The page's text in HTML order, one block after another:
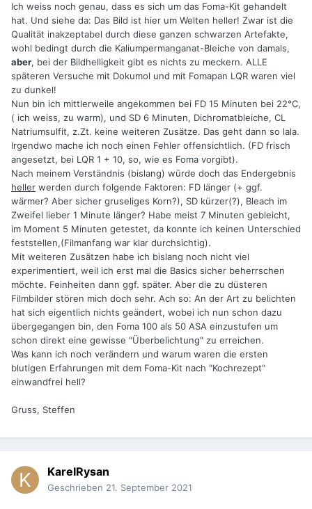
Ich weiss noch genau, dass es sich um das Foma-Kit gehandelt
hat. Und siehe da: Das Bild ist hier um Welten heller! Zwar ist die
Qualität inakzeptabel durch diese ganzen schwarzen Artefakte,
wohl bedingt durch die Kaliumpermanganat-Bleiche von damals,
aber, bei der Bildhelligkeit gibt es nichts zu meckern. ALLE
späteren Versuche mit Dokumol und mit Fomapan LQR waren viel
zu dunkel!
Nun bin ich mittlerweile angekommen bei FD 15 Minuten bei 22°C,
( ich weiss, zu warm), und SD 6 Minuten, Dichromatbleiche, CL
Natriumsulfit, z.Zt. keine weiteren Zusätze. Das geht dann so lala.
Irgendwo mache ich noch einen Fehler offensichtlich. (FD frisch
angesetzt, bei LQR 1 + 10, so, wie es Foma vorgibt).
Nach meinem Verständnis (bislang) würde doch das Endergebnis
heller werden durch folgende Faktoren: FD länger (+ ggf.
wärmer? Aber sicher gruseliges Korn?), SD kürzer(?), Bleach im
Zweifel lieber 1 Minute länger? Habe meist 7 Minuten gebleicht,
im Moment 5 Minuten getestet, da konnte ich keinen Unterschied
feststellen,(Filmanfang war klar durchsichtig).
Mit weiteren Zusätzen habe ich bislang noch nicht viel
experimentiert, weil ich erst mal die Basics sicher beherrschen
möchte. Feinheiten dann ggf. später. Aber die zu düsteren
Filmbilder stören mich doch sehr. Ach so: An der Art zu belichten
hat sich eigentlich nichts geändert, wobei ich nun schon dazu
übergegangen bin, den Foma 100 als 50 ASA einzustufen um
schon direkt eine gewisse "Überbelichtung" zu erreichen.
Was kann ich noch verändern und warum waren die ersten
blutigen Erfahrungen mit dem Foma-Kit nach "Kochrezept"
einwandfrei hell?
Gruss, Steffen
KarelRysan
Geschrieben 21. September 2021